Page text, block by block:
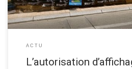
ACTU
L’autorisation